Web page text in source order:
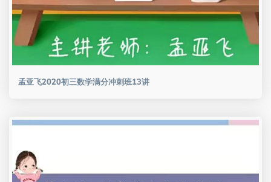
孟亚飞2020初三数学满分冲刺班13讲